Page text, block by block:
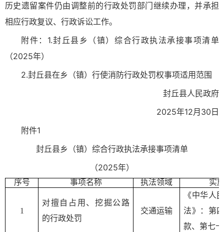
历史遗留案件仍由调整前的行政处罚部门继续办理，并承担
相应行政复议、行政诉讼工作。
附件：1.封丘县乡（镇）综合行政执法承接事项清单
（2025年）
2.封丘县在乡（镇）行使消防行政处罚权事项适用范围
封丘县人民政府
2025年12月30日
附件1
封丘县乡（镇）综合行政执法承接事项清单
（2025年）
序号 事项名称 执法领域 实
1
对擅自占用、挖掘公路
的行政处罚
交通运输
《中华人
法》：第
款、第七